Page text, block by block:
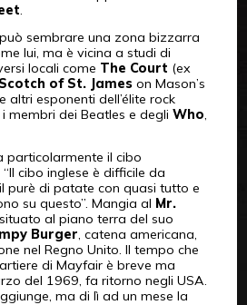
.
può sembrare una zona bizzarra
lui, ma è vicina a studi di
locali come The Court (ex
of St. Jameson Mason’s
altri esponenti dell’élite rock
membri dei Beatles e degli Who,
particolarmente il cibo
cibo inglese è difficile da
purè di patate con quasi tutto e
su questo”. Mangia al Mr.
al piano terra del suo
Burger, catena americana,
nel Regno Unito. Il tempo che
di Mayfair è breve ma
del 1969, fa ritorno negli USA.
ma di lì ad un mese la